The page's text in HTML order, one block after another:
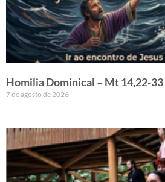
Homilia Dominical – Mt 14,22-33
7 de agosto de 2026